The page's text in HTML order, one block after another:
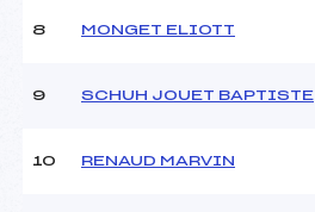
Ouvreurs D :
Météo :
8 MONGET ELIOTT
9 SCHUH JOUET BAPTISTE
10 RENAUD MARVIN